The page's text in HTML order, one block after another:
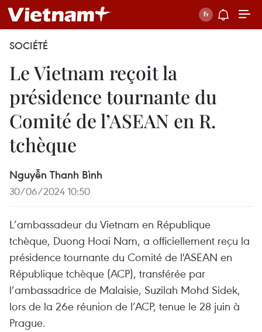
SOCIÉTÉ
Le Vietnam reçoit la
présidence tournante du
Comité de l’ASEAN en R.
tchèque
Nguyễn Thanh Bình
30/06/2024 10:50
L’ambassadeur du Vietnam en République
tchèque, Duong Hoai Nam, a officiellement reçu la
présidence tournante du Comité de l'ASEAN en
République tchèque (ACP), transférée par
l’ambassadrice de Malaisie, Suzilah Mohd Sidek,
lors de la 26e réunion de l’ACP, tenue le 28 juin à
Prague.